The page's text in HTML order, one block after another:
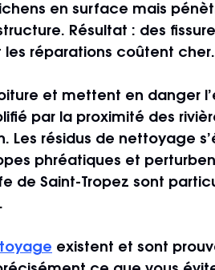
en surface mais
Résultat : des
réparations coûtent cher.
et mettent en danger
par la proximité des
Les résidus de nettoyage
phréatiques et
de Saint-Tropez sont
existent et sont